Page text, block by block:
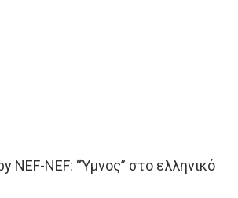
NEF-NEF: “Ύμνος” στο ελληνικό